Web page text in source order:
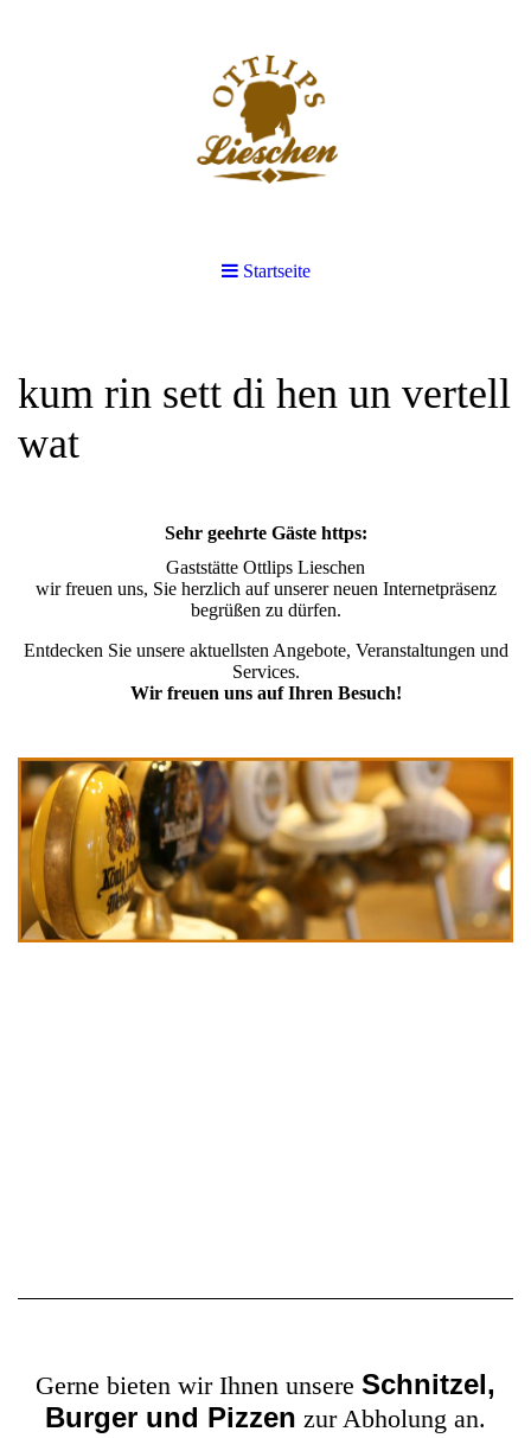
Startseite
kum rin sett di hen un vertell
wat
Sehr geehrte Gäste https:
Gaststätte Ottlips Lieschen
wir freuen uns, Sie herzlich auf unserer neuen Internetpräsenz
begrüßen zu dürfen.
Entdecken Sie unsere aktuellsten Angebote, Veranstaltungen und
Services.
Wir freuen uns auf Ihren Besuch!
Gerne bieten wir Ihnen unsere Schnitzel,
Burger und Pizzen zur Abholung an.